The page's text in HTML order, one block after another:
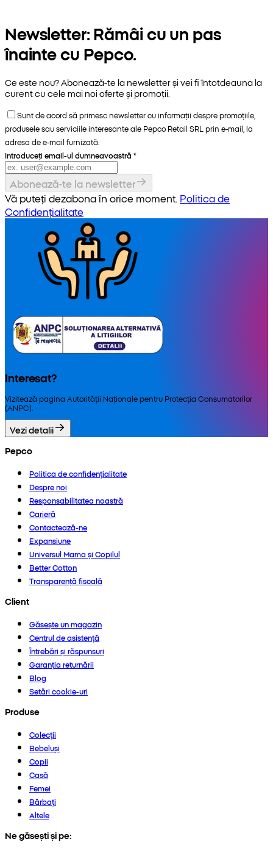
Newsletter: Rămâi cu un pas
înainte cu Pepco.
Ce este nou? Abonează-te la newsletter și vei fi întotdeauna la
curent cu cele mai noi oferte și promoții.
Sunt de acord să primesc newsletter cu informații despre promoțiile,
produsele sau serviciile interesante ale Pepco Retail SRL prin e-mail, la
adresa de e-mail furnizată.
Introduceți email-ul dumneavoastră *
Abonează-te la newsletter
Vă puteți dezabona în orice moment. Politica de
Confidențialitate
Interesat?
Vizitează pagina Autorității Naționale pentru Protecția Consumatorilor
(ANPC).
Vezi detalii
Pepco
Politica de confidențialitate
Despre noi
Responsabilitatea noastră
Carieră
Contactează-ne
Expansiune
Universul Mama și Copilul
Better Cotton
Transparență fiscală
Client
Găsește un magazin
Centrul de asistență
Întrebări și răspunsuri
Garanția returnării
Blog
Setări cookie-uri
Produse
Colecții
Bebeluși
Copii
Casă
Femei
Bărbați
Altele
Ne găsești și pe: